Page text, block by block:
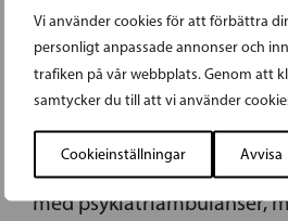
Vi använder cookies för att förbättra
personligt anpassade annonser och
trafiken på vår webbplats. Genom att
samtycker du till att vi använder
Cookieinställningar Avvisa
SFP:s riksdagsledamot
anser att Finland borde
psykiatriambulansmodell,
används i Sverige. I vissa
välfärdsområden har man
med psykiatriambulanser,